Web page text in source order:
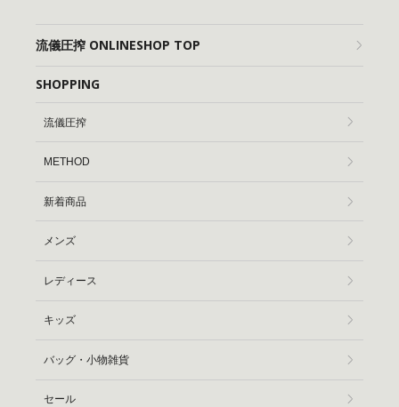
流儀圧搾 ONLINESHOP TOP
SHOPPING
流儀圧搾
METHOD
新着商品
メンズ
レディース
キッズ
バッグ・小物雑貨
セール